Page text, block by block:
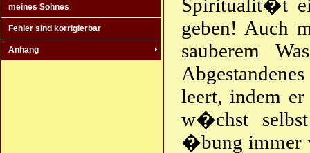
meines Sohnes
Fehler sind korrigierbar
Anhang
Spiritualit�t
geben! Auch
sauberem
leert, indem
w�chst
�bung immer